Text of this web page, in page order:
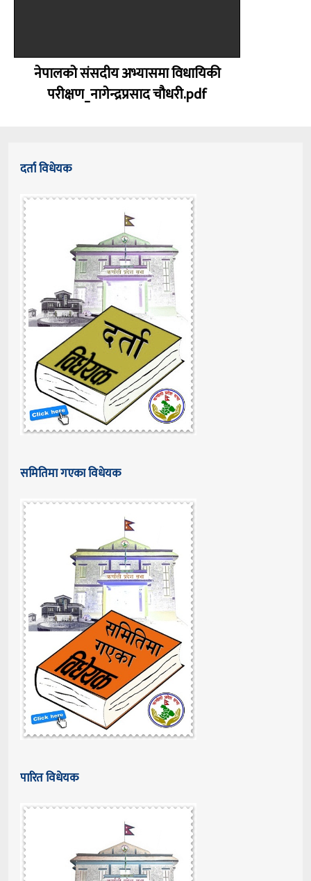
नेपालको संसदीय अभ्यासमा विधायिकी
परीक्षण_नागेन्द्रप्रसाद चौधरी.pdf
दर्ता विधेयक
समितिमा गएका विधेयक
पारित विधेयक